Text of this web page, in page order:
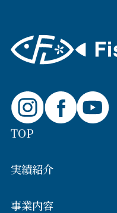
TOP
実績紹介
事業内容